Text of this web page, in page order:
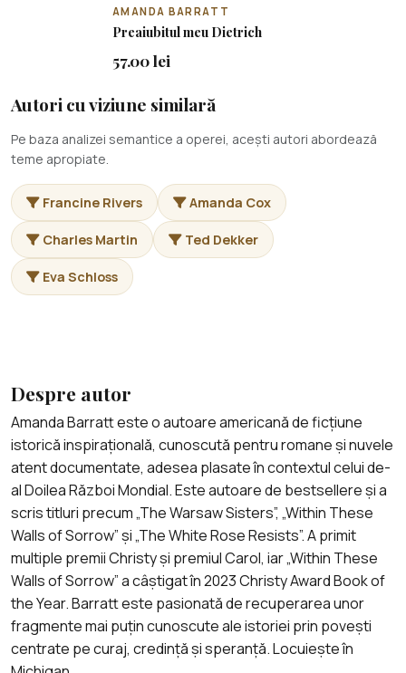
AMANDA BARRATT
Preaiubitul meu Dietrich
57.00 lei
Autori cu viziune similară
Pe baza analizei semantice a operei, acești autori abordează
teme apropiate.
Francine Rivers Amanda Cox
Charles Martin Ted Dekker
Eva Schloss
Despre autor
Amanda Barratt este o autoare americană de ficțiune
istorică inspirațională, cunoscută pentru romane și nuvele
atent documentate, adesea plasate în contextul celui de-
al Doilea Război Mondial. Este autoare de bestsellere și a
scris titluri precum „The Warsaw Sisters”, „Within These
Walls of Sorrow” și „The White Rose Resists”. A primit
multiple premii Christy și premiul Carol, iar „Within These
Walls of Sorrow” a câștigat în 2023 Christy Award Book of
the Year. Barratt este pasionată de recuperarea unor
fragmente mai puțin cunoscute ale istoriei prin povești
centrate pe curaj, credință și speranță. Locuiește în